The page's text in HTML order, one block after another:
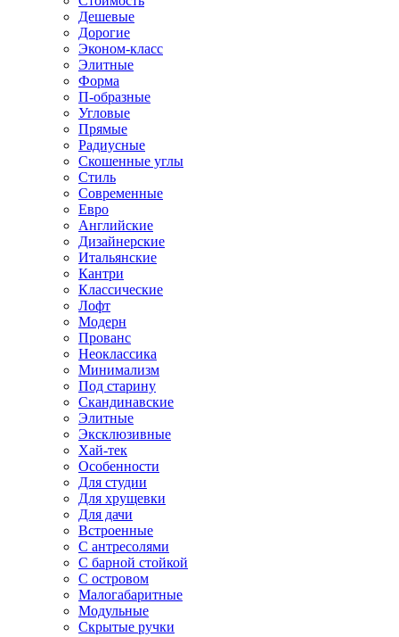
Дешевые
Дорогие
Эконом-класс
Элитные
Форма
П-образные
Угловые
Прямые
Радиусные
Скошенные углы
Стиль
Современные
Евро
Английские
Дизайнерские
Итальянские
Кантри
Классические
Лофт
Модерн
Прованс
Неоклассика
Минимализм
Под старину
Скандинавские
Элитные
Эксклюзивные
Хай-тек
Особенности
Для студии
Для хрущевки
Для дачи
Встроенные
С антресолями
С барной стойкой
С островом
Малогабаритные
Модульные
Скрытые ручки